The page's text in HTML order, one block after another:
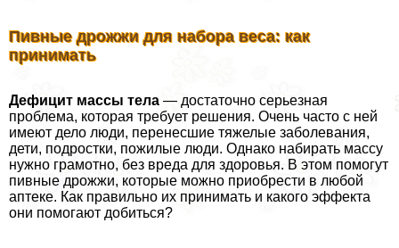
Пивные дрожжи для набора веса: как
принимать
Дефицит массы тела — достаточно серьезная
проблема, которая требует решения. Очень часто с ней
имеют дело люди, перенесшие тяжелые заболевания,
дети, подростки, пожилые люди. Однако набирать массу
нужно грамотно, без вреда для здоровья. В этом помогут
пивные дрожжи, которые можно приобрести в любой
аптеке. Как правильно их принимать и какого эффекта
они помогают добиться?